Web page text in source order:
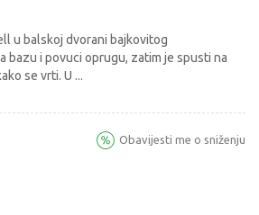
u balskoj dvorani bajkovitog
bazu i povuci oprugu, zatim je spusti na
se vrti. U ...
Obavijesti me o sniženju